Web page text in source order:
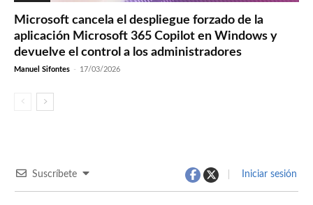
Microsoft cancela el despliegue forzado de la
aplicación Microsoft 365 Copilot en Windows y
devuelve el control a los administradores
Manuel Sifontes - 17/03/2026
Suscríbete Iniciar sesión